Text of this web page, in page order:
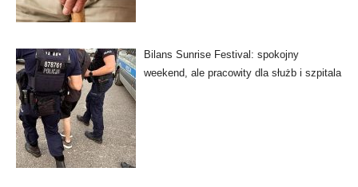
Bilans Sunrise Festival: spokojny
weekend, ale pracowity dla służb i szpitala